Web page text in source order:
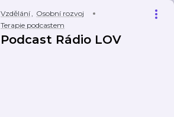
Vzdělání, Osobní rozvoj
Terapie podcastem
Podcast Rádio LOV